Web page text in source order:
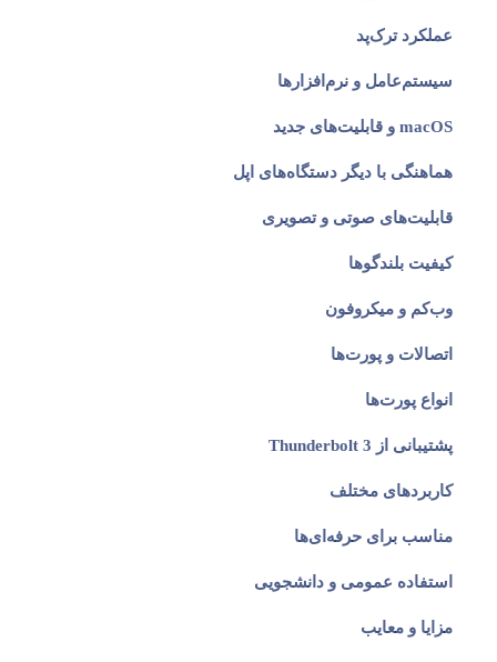
عملکرد ترک‌پد
سیستم‌عامل و نرم‌افزارها
macOS و قابلیت‌های جدید
هماهنگی با دیگر دستگاه‌های اپل
قابلیت‌های صوتی و تصویری
کیفیت بلندگوها
وب‌کم و میکروفون
اتصالات و پورت‌ها
انواع پورت‌ها
پشتیبانی از Thunderbolt 3
کاربردهای مختلف
مناسب برای حرفه‌ای‌ها
استفاده عمومی و دانشجویی
مزایا و معایب